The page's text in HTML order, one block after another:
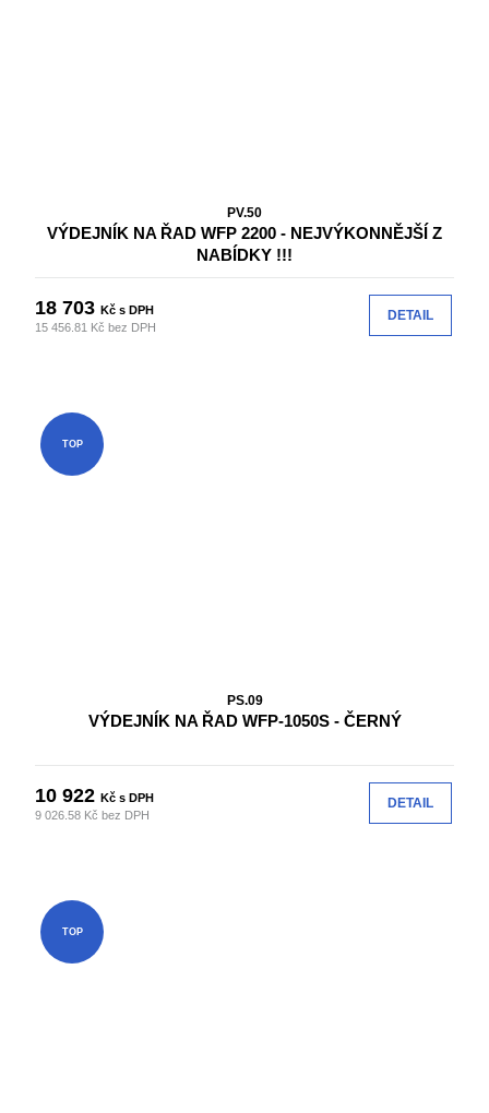
PV.50
VÝDEJNÍK NA ŘAD WFP 2200 - NEJVÝKONNĚJŠÍ Z
NABÍDKY !!!
18 703Kč s DPH
15 456.81 Kč bez DPH
DETAIL
TOP
PS.09
VÝDEJNÍK NA ŘAD WFP-1050S - ČERNÝ
10 922Kč s DPH
9 026.58 Kč bez DPH
DETAIL
TOP